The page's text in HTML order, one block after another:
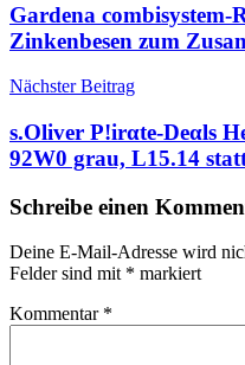
Gardena combisystem-
Zinkenbesen zum
Nächster Beitrag
s.Oliver P!irαtе-Dеαls
92W0 grau, L15.14
Schreibe einen
Deine E-Mail-Adresse wird
Felder sind mit * markiert
Kommentar *